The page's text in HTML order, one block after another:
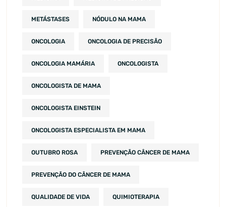
METÁSTASES NÓDULO NA MAMA
ONCOLOGIA ONCOLOGIA DE PRECISÃO
ONCOLOGIA MAMÁRIA ONCOLOGISTA
ONCOLOGISTA DE MAMA
ONCOLOGISTA EINSTEIN
ONCOLOGISTA ESPECIALISTA EM MAMA
OUTUBRO ROSA PREVENÇÃO CÂNCER DE MAMA
PREVENÇÃO DO CÂNCER DE MAMA
QUALIDADE DE VIDA QUIMIOTERAPIA